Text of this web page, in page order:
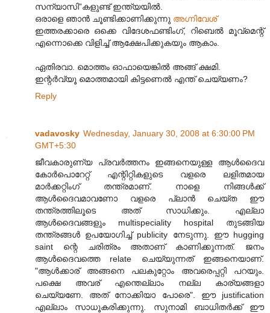
സന്യാസി”കളുണ്ട് ഇന്ത്യയില്‍.
ഒരാളെ ഞാന്‍ ചൂണ്ടിക്കാണിക്കുന്നു അഗ്നിവേശ്
ഇത്തരക്കാരെ ഒക്കെ വിദേശഫണ്ടിംഗ്, റിബെല്‍ മൂവ്മെന്റ്
എന്നൊക്കെ വിളിച്ച് ആക്ഷേപിക്കുകയും ആകാം.
ഏതിരവാ. മൊത്തം ഓഫായെങ്കില്‍ അങ്ങ് ക്ഷമി.
ഇന്റര്‍വ്യൂ മൊത്തമായി കിട്ടണെല്‍ എന്ത് ചെയ്യണം?
Reply
vadavosky Wednesday, January 30, 2008 at 6:30:00 PM
GMT+5:30
ജീവകാരുണ്യ പ്രവര്‍ത്തനം ഇങ്ങനെയുള്ള ആള്‍ദൈവ
കോര്‍പൊറേറ്റ്‌ എന്റിറ്റികളുടെ വളരെ ലളിതമായ
മാര്‍ക്കറ്റിംഗ്‌ തന്ത്രമാണ്‌. നാളെ നിങ്ങള്‍ക്ക്‌
ആള്‍ദൈവമാവണോ വളരെ പ്ലാന്‍ ചെയ്ത ഈ
തന്ത്രത്തിലൂടെ അത്‌ സാധിക്കും. എല്ലാ
ആള്‍ദൈവങ്ങളും multispeciality hospital തുടങ്ങിയ
തന്ത്രങ്ങള്‍ ഉപയോഗിച്ച്‌ publicity നേടുന്നു. ഈ hugging
saint ന്റെ ചരിത്രം അതാണ്‌ കാണിക്കുന്നത്‌. ജനം
ആള്‍ദൈവത്തെ relate ചെയ്യുന്നത്‌ ഇങ്ങനെയാണ്‌.
"ആള്‍ക്കാര്‌ അങ്ങനെ പലകുറ്റോം അവരെപ്പറ്റി പറയും.
പക്ഷെ അവര്‌ എന്തെല്ലാം നല്ല കാര്യങ്ങളാ
ചെയ്യണേ. അത്‌ നോക്കിയാ പോരെ". ഈ justification
എല്ലാം സാധൂകരിക്കുന്നു. സുനാമി ബാധിതര്‍ക്ക്‌ ഈ